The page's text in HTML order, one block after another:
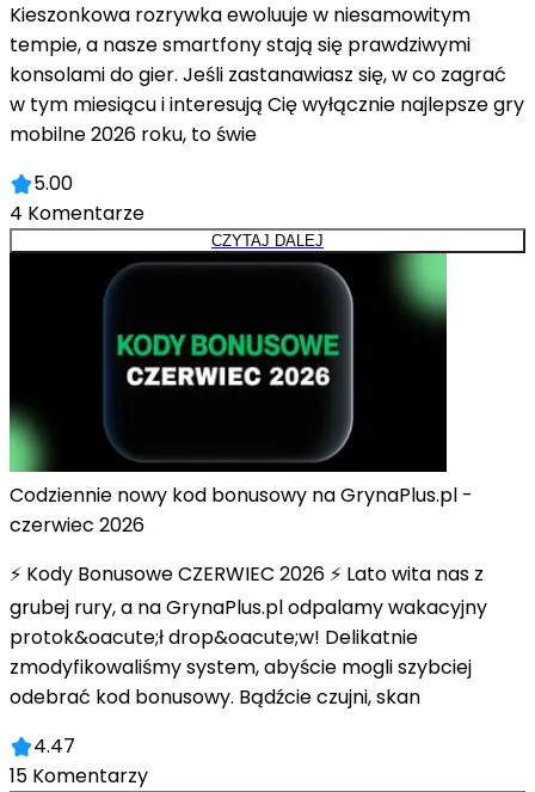
Kieszonkowa rozrywka ewoluuje w niesamowitym
tempie, a nasze smartfony stają się prawdziwymi
konsolami do gier. Jeśli zastanawiasz się, w co zagrać
w tym miesiącu i interesują Cię wyłącznie najlepsze gry
mobilne 2026 roku, to świe
5.00
4 Komentarze
CZYTAJ DALEJ
Codziennie nowy kod bonusowy na GrynaPlus.pl -
czerwiec 2026
⚡ Kody Bonusowe CZERWIEC 2026 ⚡ Lato wita nas z
grubej rury, a na GrynaPlus.pl odpalamy wakacyjny
protok&oacute;ł drop&oacute;w! Delikatnie
zmodyfikowaliśmy system, abyście mogli szybciej
odebrać kod bonusowy. Bądźcie czujni, skan
4.47
15 Komentarzy